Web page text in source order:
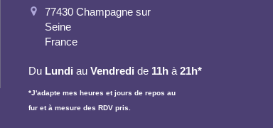
77430 Champagne sur
Seine
France
Du Lundi auVendredi de 11hà21h*
*J'adapte mes heures et jours de repos au
fur et à mesure des RDV pris.